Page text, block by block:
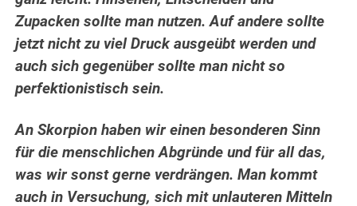
Zupacken sollte man nutzen. Auf andere sollte
jetzt nicht zu viel Druck ausgeübt werden und
auch sich gegenüber sollte man nicht so
perfektionistisch sein.
An Skorpion haben wir einen besonderen Sinn
für die menschlichen Abgründe und für all das,
was wir sonst gerne verdrängen. Man kommt
auch in Versuchung, sich mit unlauteren Mitteln